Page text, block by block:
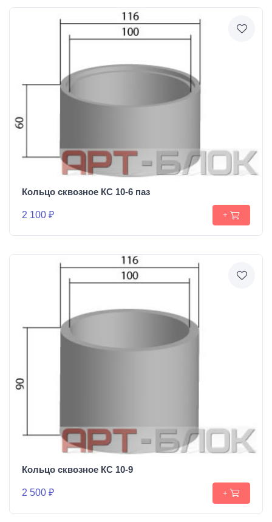
Кольцо сквозное КС 10-6 паз
2 100 ₽ +
Кольцо сквозное КС 10-9
2 500 ₽ +